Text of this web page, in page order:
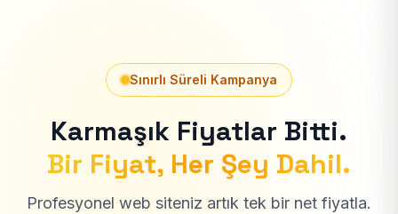
Sınırlı Süreli Kampanya
Karmaşık Fiyatlar Bitti.
Bir Fiyat, Her Şey Dahil.
Profesyonel web siteniz artık tek bir net fiyatla.